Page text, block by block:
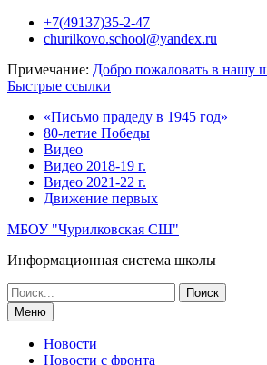
Перейти+7(49137)35-2-47
churilkovo.school@yandex.ru
Примечание: Добро пожаловать в нашу
Быстрые ссылки
«Письмо прадеду в 1945 год»
80-летие Победы
Видео
Видео 2018-19 г.
Видео 2021-22 г.
Движение первых
МБОУ "Чурилковская СШ"
Информационная система школы
Поиск
по:Меню
Новости
Новости с фронта